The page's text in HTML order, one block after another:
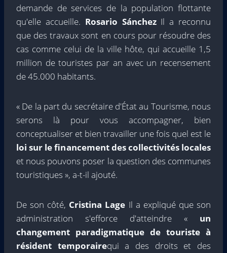
demande de services de la population flottante
qu'elle accueille. Rosario SánchezIl a reconnu
que des travaux sont en cours pour résoudre des
cas comme celui de la ville hôte, qui accueille 1,5
million de touristes par an avec un recensement
de 45.000 habitants.
« De la part du secrétaire d'État au Tourisme, nous
serons là pour vous accompagner, bien
conceptualiser et bien travailler une fois quel est le
loi sur le financement des collectivités locales
et nous pouvons poser la question des communes
touristiques », a-t-il ajouté.
De son côté, Cristina Lage Il a expliqué que son
administration s'efforce d'atteindre « un
changement paradigmatique de touriste à
résident temporairequi a des droits et des